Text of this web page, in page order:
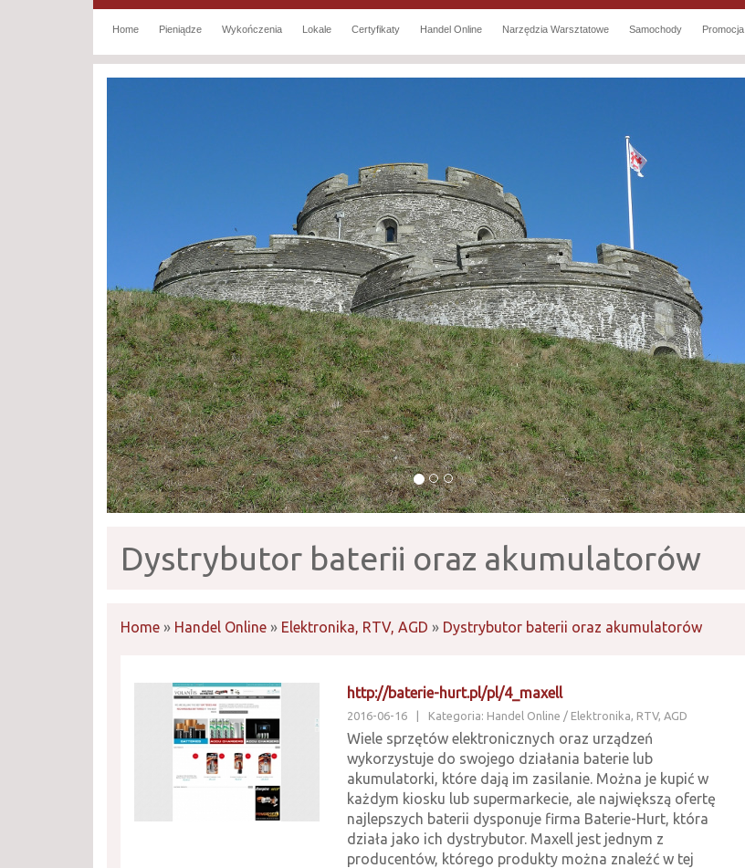
Home Pieniądze Wykończenia Lokale Certyfikaty Handel Online Narzędzia Warsztatowe Samochody Promocja
Dystrybutor baterii oraz akumulatorów
Home » Handel Online » Elektronika, RTV, AGD » Dystrybutor baterii oraz akumulatorów
http://baterie-hurt.pl/pl/4_maxell
2016-06-16 Kategoria: Handel Online / Elektronika, RTV, AGD
Wiele sprzętów elektronicznych oraz urządzeń
wykorzystuje do swojego działania baterie lub
akumulatorki, które dają im zasilanie. Można je kupić w
każdym kiosku lub supermarkecie, ale największą ofertę
najlepszych baterii dysponuje firma Baterie-Hurt, która
działa jako ich dystrybutor. Maxell jest jednym z
producentów, którego produkty można znaleźć w tej